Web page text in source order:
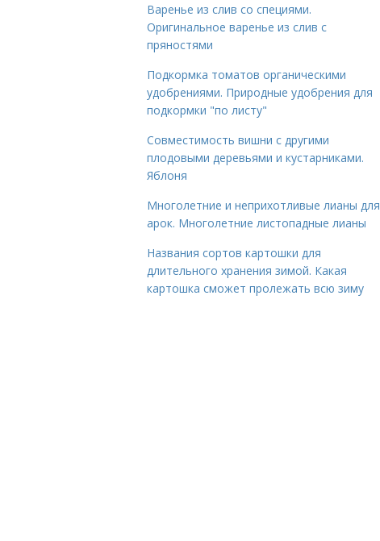
Варенье из слив со специями.
Оригинальное варенье из слив с
пряностями
Подкормка томатов органическими
удобрениями. Природные удобрения для
подкормки "по листу"
Совместимость вишни с другими
плодовыми деревьями и кустарниками.
Яблоня
Многолетние и неприхотливые лианы для
арок. Многолетние листопадные лианы
Названия сортов картошки для
длительного хранения зимой. Какая
картошка сможет пролежать всю зиму